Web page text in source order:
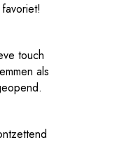
touch
als